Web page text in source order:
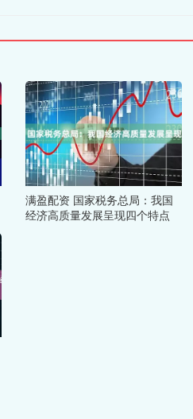
满盈配资 国家税务总局：我国
经济高质量发展呈现四个特点